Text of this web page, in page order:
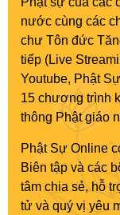
nước cùng các
chư Tôn đức
tiếp (Live
Youtube, Phật
15 chương trình
thông Phật giáo
Phật Sự Online
Biên tập và các
tâm chia sẻ, hỗ
tử và quý vị yêu